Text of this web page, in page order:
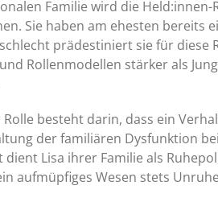
Familie wird die
Sie haben am ehesten bereits
prädestiniert sie für
Rollenmodellen stärker als
besteht darin, dass ein
der familiären Dysfunktion
Lisa ihrer Familie als
aufmüpfiges Wesen stets